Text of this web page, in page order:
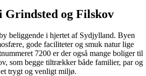
Grindsted og Filskov
beliggende i hjertet af Sydjylland. Byen
gode faciliteter og smuk natur lige
7200 er der også mange boliger til
som begge tiltrækker både familier, par og
trygt og venligt miljø.